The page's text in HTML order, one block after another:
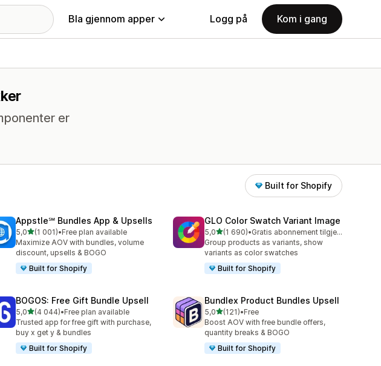
Bla gjennom apper Logg på Kom i gang
er
Built for Shopify
Appstle℠ Bundles App & Upsells
5,0av 5 stjerner
(1 001)
Totalt 1001 omtaler
•Free plan available
Maximize AOV with bundles, volume
discount, upsells & BOGO
Built for Shopify
GLO Color Swatch Variant Image
5,0av 5 stjerner
(1 690)
Totalt 1690 omtaler
•
Gratis abonnement tilgjengelig
Group products as variants, show
variants as color swatches
Built for Shopify
BOGOS: Free Gift Bundle Upsell
5,0av 5 stjerner
(4 044)
Totalt 4044 omtaler
•Free plan available
Trusted app for free gift with purchase,
buy x get y & bundles
Built for Shopify
Bundlex Product Bundles Upsell
5,0av 5 stjerner
(121)
Totalt 121 omtaler
•Free
Boost AOV with free bundle offers,
quantity breaks & BOGO
Built for Shopify